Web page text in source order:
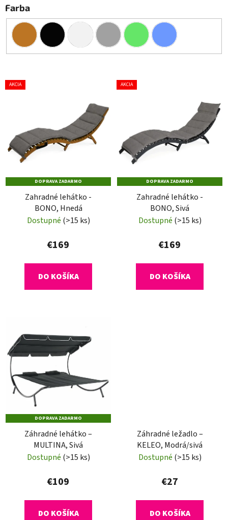
Farba
V
ý
p
o
d
AKCIA
DOPRAVA ZADARMO
Zahradné lehátko -
BONO, Hnedá
Dostupné (>15 ks)
€169
DO KOŠÍKA
AKCIA
DOPRAVA ZADARMO
Zahradné lehátko -
BONO, Sivá
Dostupné (>15 ks)
€169
DO KOŠÍKA
DOPRAVA ZADARMO
Záhradné lehátko –
MULTINA, Sivá
Dostupné (>15 ks)
€109
DO KOŠÍKA
Záhradné ležadlo –
KELEO, Modrá/sivá
Dostupné (>15 ks)
€27
DO KOŠÍKA